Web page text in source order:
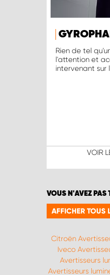
Rien de tel
l'attention et
intervenant sur
VOIR
VOUS N'AVEZ PAS
AFFICHER TOUS
Citroën
Iveco
Avertisseurs
Avertisseurs